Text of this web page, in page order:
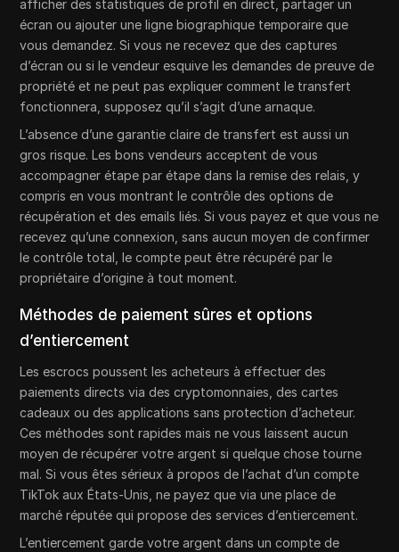
afficher des statistiques de profil en direct, partager un
écran ou ajouter une ligne biographique temporaire que
vous demandez. Si vous ne recevez que des captures
d’écran ou si le vendeur esquive les demandes de preuve de
propriété et ne peut pas expliquer comment le transfert
fonctionnera, supposez qu’il s’agit d’une arnaque.
L’absence d’une garantie claire de transfert est aussi un
gros risque. Les bons vendeurs acceptent de vous
accompagner étape par étape dans la remise des relais, y
compris en vous montrant le contrôle des options de
récupération et des emails liés. Si vous payez et que vous ne
recevez qu’une connexion, sans aucun moyen de confirmer
le contrôle total, le compte peut être récupéré par le
propriétaire d’origine à tout moment.
Méthodes de paiement sûres et options
d’entiercement
Les escrocs poussent les acheteurs à effectuer des
paiements directs via des cryptomonnaies, des cartes
cadeaux ou des applications sans protection d’acheteur.
Ces méthodes sont rapides mais ne vous laissent aucun
moyen de récupérer votre argent si quelque chose tourne
mal. Si vous êtes sérieux à propos de l’achat d’un compte
TikTok aux États-Unis, ne payez que via une place de
marché réputée qui propose des services d’entiercement.
L’entiercement garde votre argent dans un compte de